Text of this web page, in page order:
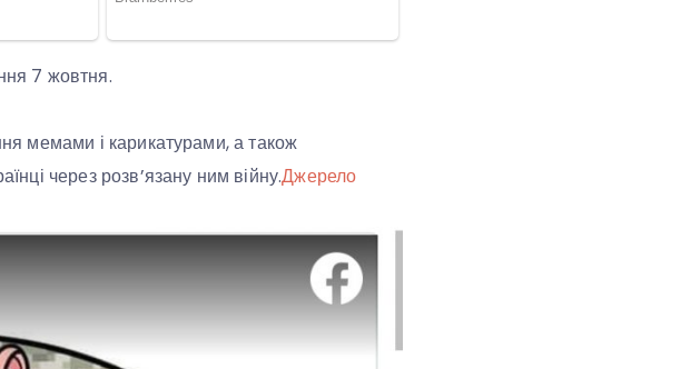
7 жовтня.
мемами і карикатурами, а також
через розв’язану ним війну.Джерело